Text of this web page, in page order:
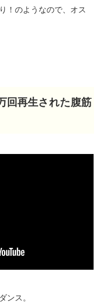
！のようなので、オス
回再生された腹筋
ンス。